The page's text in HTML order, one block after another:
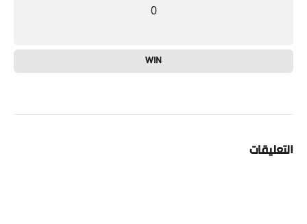
0
WIN
التعليقات